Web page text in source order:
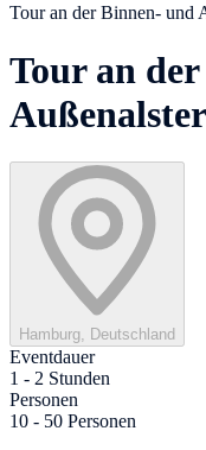
Tour an der Binnen- und
Tour an
Außenalster
Hamburg, Deutschland
Eventdauer
1 - 2 Stunden
Personen
10 - 50 Personen